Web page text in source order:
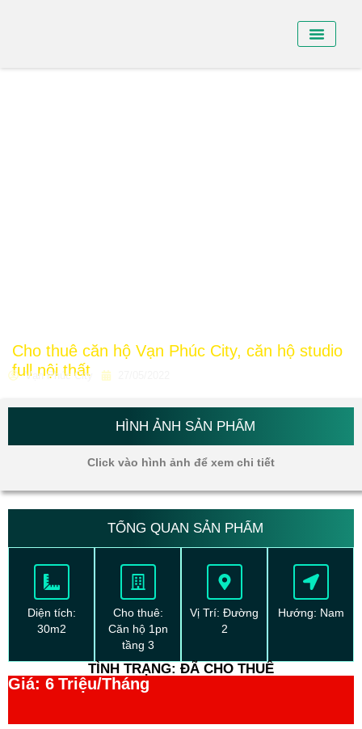
Cho thuê căn hộ Vạn Phúc City, căn hộ studio
full nội thất
Vạn Phúc City
HÌNH ẢNH SẢN PHẨM
Click vào hình ảnh để xem chi tiết
TỔNG QUAN SẢN PHẨM
Diện tích:
30m2
Cho thuê:
Căn hộ 1pn
tầng 3
Vị Trí: Đường
2
Hướng: Nam
TÌNH TRẠNG: ĐÃ CHO THUÊ
Giá: 6 Triệu/Tháng